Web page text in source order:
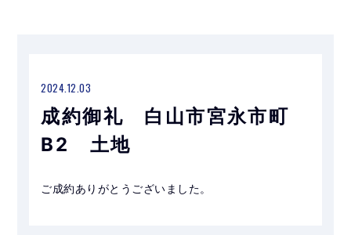
2024.12.03
成約御礼 白山市宮永市町
B2 土地
ご成約ありがとうございました。